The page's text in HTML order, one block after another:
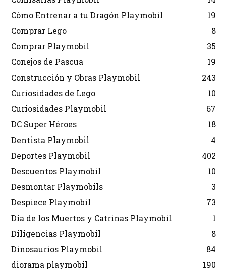
Cómo Entrenar a tu Dragón Playmobil
19
Comprar Lego
8
Comprar Playmobil
35
Conejos de Pascua
19
Construcción y Obras Playmobil
243
Curiosidades de Lego
10
Curiosidades Playmobil
67
DC Super Héroes
18
Dentista Playmobil
4
Deportes Playmobil
402
Descuentos Playmobil
10
Desmontar Playmobils
3
Despiece Playmobil
73
Día de los Muertos y Catrinas Playmobil
1
Diligencias Playmobil
8
Dinosaurios Playmobil
84
diorama playmobil
190